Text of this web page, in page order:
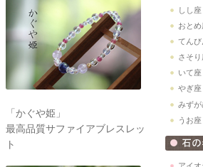
「かぐや姫」
最高品質サファイアブレスレッ
ト
しし
おと
てん
さそ
いて
やぎ
みず
うお